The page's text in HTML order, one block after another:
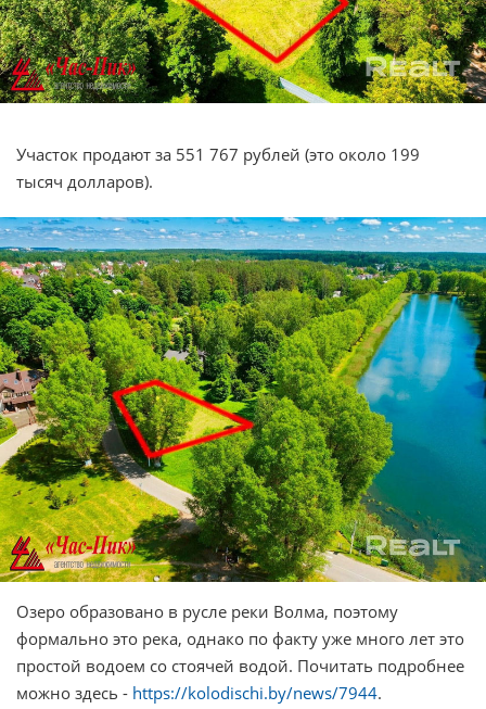
Участок продают за 551 767 рублей (это около 199
тысяч долларов).
Озеро образовано в русле реки Волма, поэтому
формально это река, однако по факту уже много лет это
простой водоем со стоячей водой. Почитать подробнее
можно здесь - https://kolodischi.by/news/7944.